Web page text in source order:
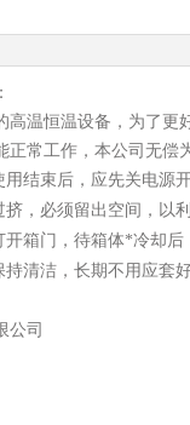
高温恒温设备，为了更
正常工作，本公司无偿
结束后，应先关电源
，必须留出空间，以
箱门，待箱体*冷却后
清洁，长期不用应套
公司